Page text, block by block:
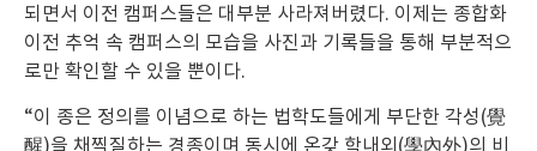
되면서 이전 캠퍼스들은 대부분 사라져버렸다. 이제는 종합화
이전 추억 속 캠퍼스의 모습을 사진과 기록들을 통해 부분적으
로만 확인할 수 있을 뿐이다.
“이 종은 정의를 이념으로 하는 법학도들에게 부단한 각성(覺
醒)을 채찍질하는 경종이며 동시에 온갖 학내외(學內外)의 비